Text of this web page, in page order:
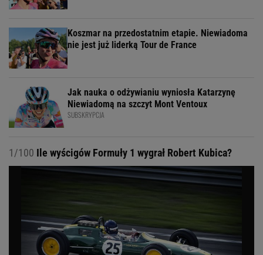
Koszmar na przedostatnim etapie. Niewiadoma
nie jest już liderką Tour de France
Jak nauka o odżywianiu wyniosła Katarzynę
Niewiadomą na szczyt Mont Ventoux
SUBSKRYPCJA
1/100 Ile wyścigów Formuły 1 wygrał Robert Kubica?